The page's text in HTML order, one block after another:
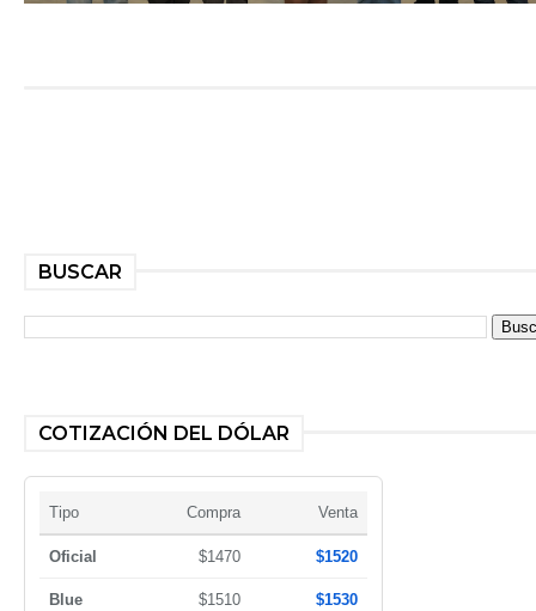
BUSCAR
COTIZACIÓN DEL DÓLAR
Tipo Compra Venta
Oficial $1470 $1520
Blue $1510 $1530